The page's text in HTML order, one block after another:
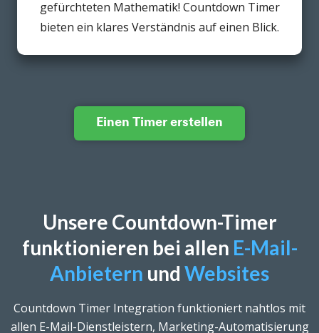
gefürchteten Mathematik! Countdown Timer
bieten ein klares Verständnis auf einen Blick.
Einen Timer erstellen
Unsere Countdown-Timer
funktionieren bei allen E-Mail-
Anbietern und Websites
Countdown Timer Integration funktioniert nahtlos mit
allen E-Mail-Dienstleistern, Marketing-Automatisierung